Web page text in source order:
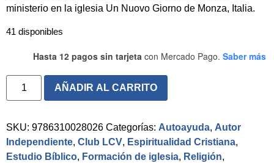
ministerio en la iglesia Un Nuovo Giorno de Monza, Italia.
41 disponibles
Hasta 12 pagos sin tarjeta con Mercado Pago. Saber más
AÑADIR AL CARRITO
SKU: 9786310028026 Categorías: Autoayuda, Autor
Independiente, Club LCV, Espiritualidad Cristiana,
Estudio Bíblico, Formación de iglesia, Religión,